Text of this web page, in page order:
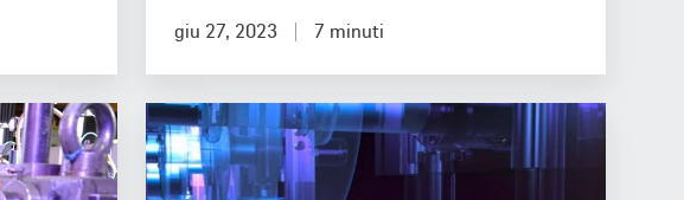
giu 27, 2023 7 minuti
Profilatura
di
componenti